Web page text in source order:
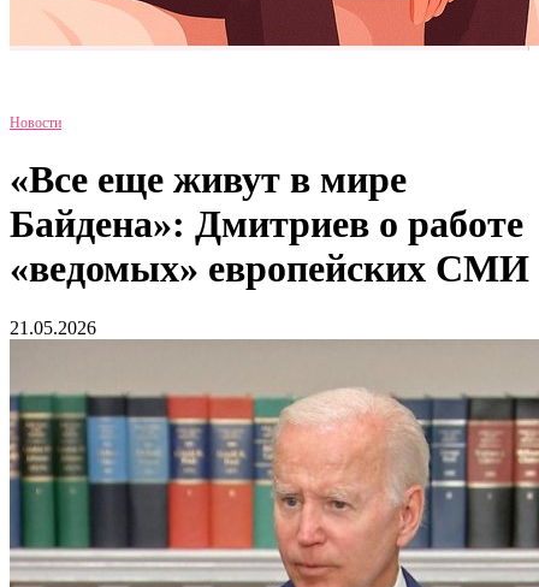
Новости
«Все еще живут в мире
Байдена»: Дмитриев о работе
«ведомых» европейских СМИ
21.05.2026